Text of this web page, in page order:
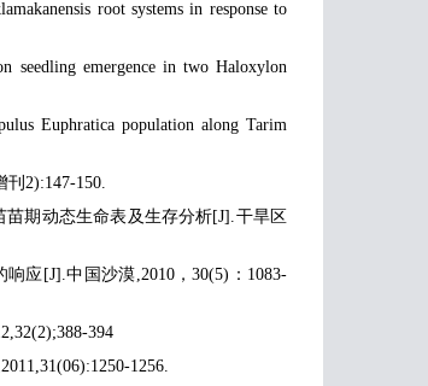
root systems in response to
seedling emergence in two Haloxylon
Euphratica population along Tarim
2):147-150.
期动态生命表及生存分析[J].干旱区
应[J].中国沙漠,2010，30(5)：1083-
394
1256.